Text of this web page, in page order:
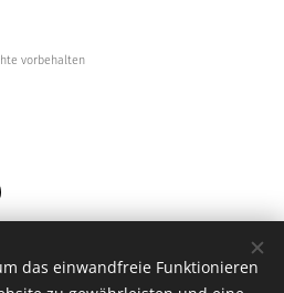
vorbehalten
das einwandfreie Funktionieren